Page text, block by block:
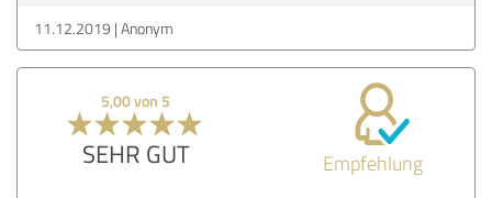
11.12.2019 Anonym
5,00 von 5
SEHR GUT Empfehlung